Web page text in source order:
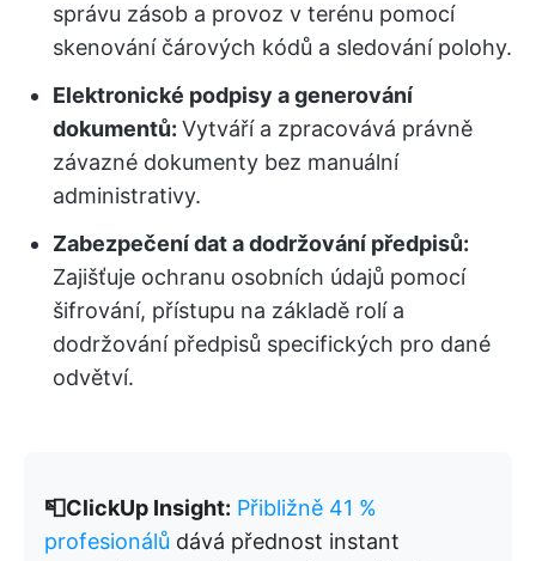
správu zásob a provoz v terénu pomocí
skenování čárových kódů a sledování polohy.
Elektronické podpisy a generování
dokumentů: Vytváří a zpracovává právně
závazné dokumenty bez manuální
administrativy.
Zabezpečení dat a dodržování předpisů:
Zajišťuje ochranu osobních údajů pomocí
šifrování, přístupu na základě rolí a
dodržování předpisů specifických pro dané
odvětví.
📮ClickUp Insight: Přibližně 41 %
profesionálů dává přednost instant